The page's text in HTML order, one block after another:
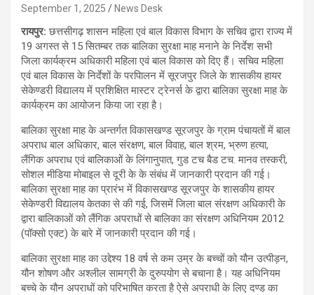
September 1, 2025 News Desk
रायपुर:छत्तसीगढ़ शासन महिला एवं बाल विकास विभाग के सचिव द्वारा राज्य में
19 अगस्त से 15 सितम्बर तक बालिका सुरक्षा माह मनाने के निर्देश सभी
जिला कार्यक्रम अधिकारी महिला एवं बाल विकास को दिए हैं। सचिव महिला
एवं बाल विकास के निर्देशों के परपिालन में सूरजपुर जिले के शासकीय हायर
सेकेण्डरी विद्यालय में प्रशिक्षित मास्टर ट्रेनर्स के द्वारा बालिका सुरक्षा माह के
कार्यक्रम का आयोजन किया जा रहा है।
बालिका सुरक्षा माह के अन्तर्गत विकासखण्ड सूरजपुर के ग्राम पंचायतों में बाल
अपराध बाल अधिकार, बाल संरक्षण, बाल विवाह, बाल श्रम, भ्रुण हत्या,
लैंगिक अपराध एवं बालिकाओं के लिंगानुपात, गुड टच बैड टच. मानव तस्करी,
सोशल मीडिया मोबाइल से दूरी के के संबंध में जानकारी प्रदान की गई।
बालिका सुरक्षा माह का प्रारंभ में विकासखण्ड सूरजपुर के शासकीय हायर
सेकेण्डरी विद्यालय केतका से की गई, जिसमें जिला बाल संरक्षण अधिकारी के
द्वारा बालिकाओं को लैंगिक अपराधों से बालिका का संरक्षण अधिनियम 2012
(पॉक्सो एक्ट) के बारे में जानकारी प्रदान की गई।
बालिका सुरक्षा माह का उद्देश्य 18 वर्ष से कम उम्र के बच्चों को यौन उत्पीड़न,
यौन शोषण और अश्लील सामग्री के दुरुपयोग से बचाना है। यह अधिनियम
बच्चे के यौन अपराधों को परिभाषित करता है ऐसे अपराधी के लिए दण्ड का